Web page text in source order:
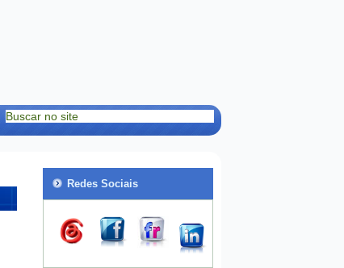
Redes Sociais